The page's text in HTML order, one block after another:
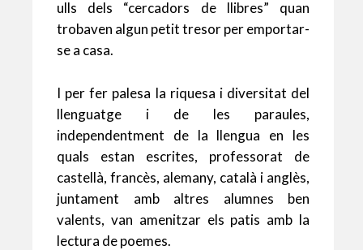
ulls dels “cercadors de llibres” quan
trobaven algun petit tresor per emportar-
se a casa.
I per fer palesa la riquesa i diversitat del
llenguatge i de les paraules,
independentment de la llengua en les
quals estan escrites, professorat de
castellà, francès, alemany, català i anglès,
juntament amb altres alumnes ben
valents, van amenitzar els patis amb la
lectura de poemes.